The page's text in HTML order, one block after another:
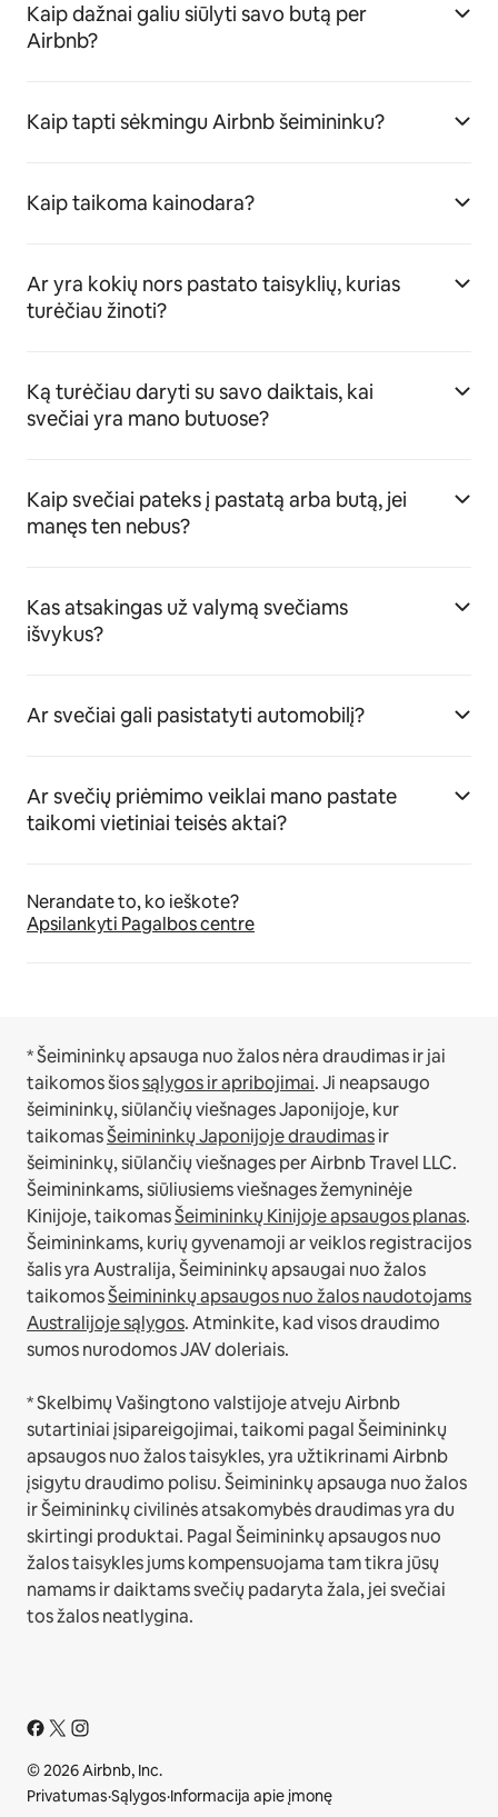
Kaip dažnai galiu siūlyti savo butą per
Airbnb?
Kaip tapti sėkmingu Airbnb šeimininku?
Kaip taikoma kainodara?
Ar yra kokių nors pastato taisyklių, kurias
turėčiau žinoti?
Ką turėčiau daryti su savo daiktais, kai
svečiai yra mano butuose?
Kaip svečiai pateks į pastatą arba butą, jei
manęs ten nebus?
Kas atsakingas už valymą svečiams
išvykus?
Ar svečiai gali pasistatyti automobilį?
Ar svečių priėmimo veiklai mano pastate
taikomi vietiniai teisės aktai?
Nerandate to, ko ieškote?
Apsilankyti Pagalbos centre
* Šeimininkų apsauga nuo žalos nėra draudimas ir jai
taikomos šiossąlygos ir apribojimai.Ji neapsaugo
šeimininkų, siūlančių viešnages Japonijoje, kur
taikomasŠeimininkų Japonijoje draudimasir
šeimininkų, siūlančių viešnages per Airbnb Travel LLC.
Šeimininkams, siūliusiems viešnages žemyninėje
Kinijoje, taikomasŠeimininkų Kinijoje apsaugos planas.
Šeimininkams, kurių gyvenamoji ar veiklos registracijos
šalis yra Australija, Šeimininkų apsaugai nuo žalos
taikomosŠeimininkų apsaugos nuo žalos naudotojams
Australijoje sąlygos. Atminkite, kad visos draudimo
sumos nurodomos JAV doleriais.
* Skelbimų Vašingtono valstijoje atveju Airbnb
sutartiniai įsipareigojimai, taikomi pagal Šeimininkų
apsaugos nuo žalos taisykles, yra užtikrinami Airbnb
įsigytu draudimo polisu. Šeimininkų apsauga nuo žalos
ir Šeimininkų civilinės atsakomybės draudimas yra du
skirtingi produktai. Pagal Šeimininkų apsaugos nuo
žalos taisykles jums kompensuojama tam tikra jūsų
namams ir daiktams svečių padaryta žala, jei svečiai
tos žalos neatlygina.
© 2026 Airbnb, Inc.
Privatumas·Sąlygos·Informacija apie įmonę